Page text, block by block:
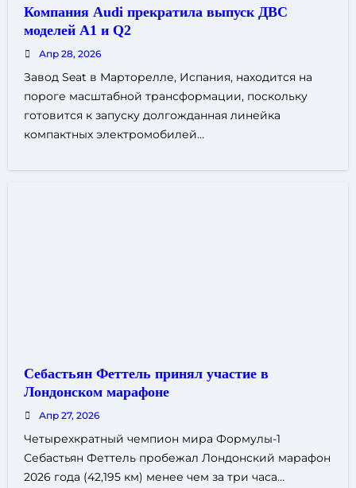
Компания Audi прекратила выпуск ДВС
моделей A1 и Q2
Апр 28, 2026
Завод Seat в Марторелле, Испания, находится на
пороге масштабной трансформации, поскольку
готовится к запуску долгожданная линейка
компактных электромобилей…
Себастьян Феттель принял участие в
Лондонском марафоне
Апр 27, 2026
Четырехкратный чемпион мира Формулы-1
Себастьян Феттель пробежал Лондонский марафон
2026 года (42,195 км) менее чем за три часа…